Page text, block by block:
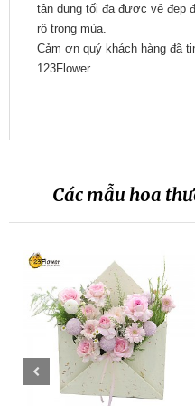
tận dụng tối đa được vẻ đẹp
rộ trong mùa.
Cảm ơn quý khách hàng đã
123Flower
Các mẫu hoa